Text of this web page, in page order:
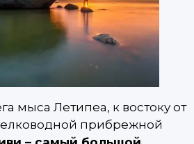
мыса Летипеа, к востоку от
прибрежной